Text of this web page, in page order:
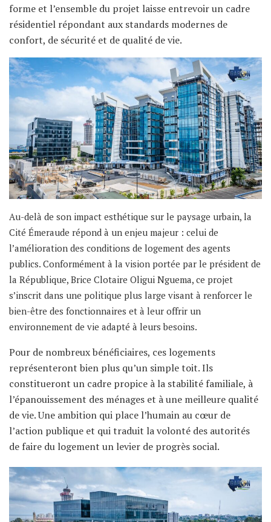
forme et l’ensemble du projet laisse entrevoir un cadre
résidentiel répondant aux standards modernes de
confort, de sécurité et de qualité de vie.
Au-delà de son impact esthétique sur le paysage urbain, la
Cité Émeraude répond à un enjeu majeur : celui de
l’amélioration des conditions de logement des agents
publics. Conformément à la vision portée par le président de
la République, Brice Clotaire Oligui Nguema, ce projet
s’inscrit dans une politique plus large visant à renforcer le
bien-être des fonctionnaires et à leur offrir un
environnement de vie adapté à leurs besoins.
Pour de nombreux bénéficiaires, ces logements
représenteront bien plus qu’un simple toit. Ils
constitueront un cadre propice à la stabilité familiale, à
l’épanouissement des ménages et à une meilleure qualité
de vie. Une ambition qui place l’humain au cœur de
l’action publique et qui traduit la volonté des autorités
de faire du logement un levier de progrès social.